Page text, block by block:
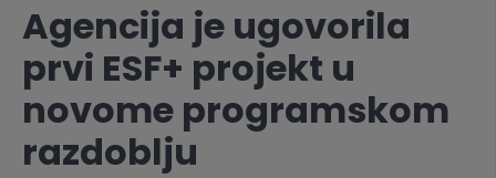
Agencija je ugovorila
prvi ESF+ projekt u
novome programskom
razdoblju